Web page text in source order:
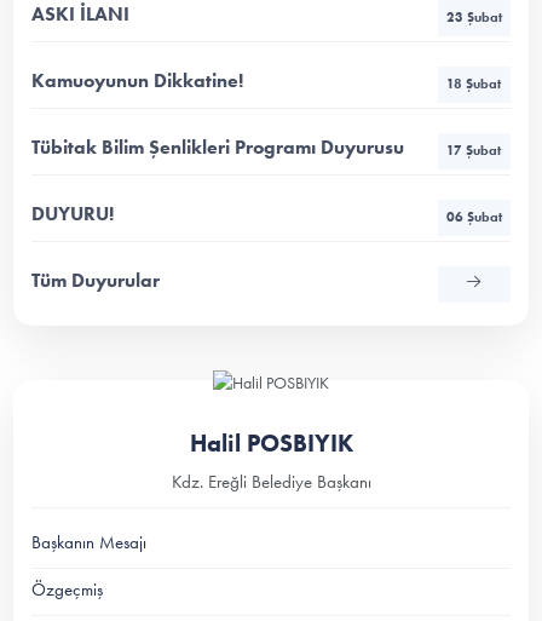
ASKI İLANI 23 Şubat
Kamuoyunun Dikkatine! 18 Şubat
Tübitak Bilim Şenlikleri Programı Duyurusu 17 Şubat
DUYURU! 06 Şubat
Tüm Duyurular
Halil POSBIYIK
Kdz. Ereğli Belediye Başkanı
Başkanın Mesajı
Özgeçmiş